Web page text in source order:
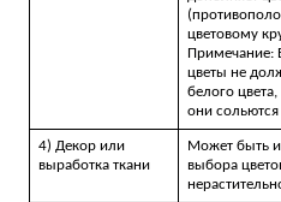
цветовому
Примечание:
цветы не
белого
они
4) Декор или
выработка ткани
Может быть
выбора